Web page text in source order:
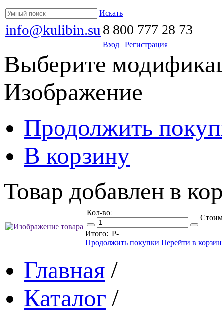
Искать
info@kulibin.su 8 800 777 28 73
Вход | Регистрация
Выберите
Изображение
Продолжить
В корзину
Товар добавлен в
Кол-во:
Итого: Р-
Продолжить покупки Перейти в
Главная /
Каталог /